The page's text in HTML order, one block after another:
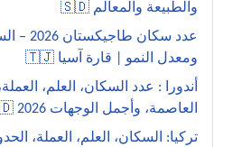
والطبيعة والمعالم 🇸🇩
عدد سكان
ومعدل النمو | قارة آسيا 🇹🇯
أندورا : عدد السكان، العلم،
العاصمة، وأجمل الوجهات 2026 🇦🇩
تركيا: السكان، العلم، العملة،